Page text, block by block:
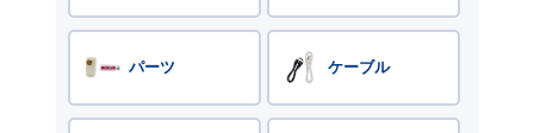
パーツ ケーブル